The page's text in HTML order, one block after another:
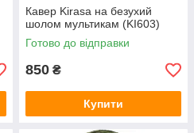
Кавер Kirasa на безухий
шолом мультикам (KI603)
Готово до відправки
850 ₴
Купити